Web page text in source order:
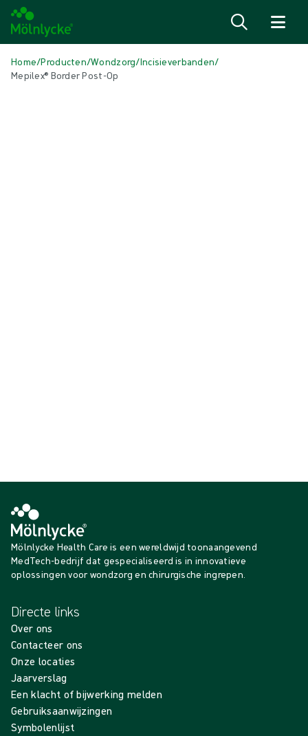
Home/Producten/Wondzorg/Incisieverbanden/
Mepilex® Border Post-Op
Mölnlycke Health Care is een wereldwijd toonaangevend
MedTech-bedrijf dat gespecialiseerd is in innovatieve
oplossingen voor wondzorg en chirurgische ingrepen.
Directe links
Over ons
Contacteer ons
Onze locaties
Jaarverslag
Een klacht of bijwerking melden
Gebruiksaanwijzingen
Symbolenlijst